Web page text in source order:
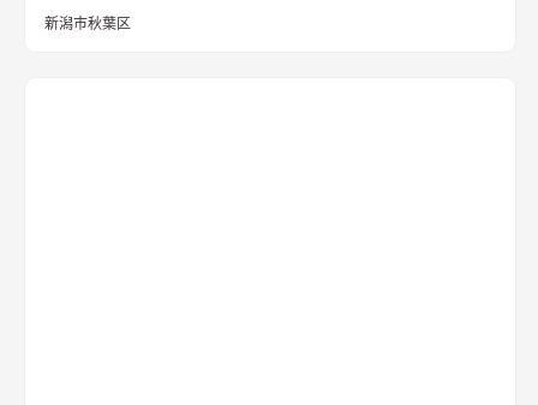
をお過ごし頂けるシンプルコンパクトな２９坪の間取り。東か
新潟市秋葉区